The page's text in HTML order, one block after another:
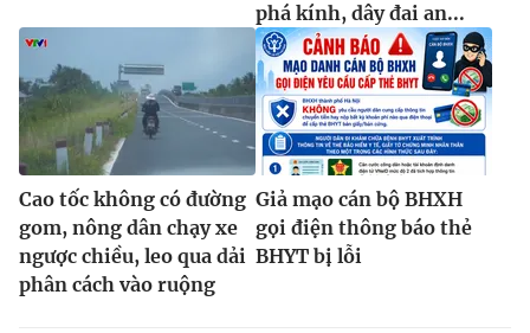
® Cấm sao chép dưới mọi hình thức nếu không có sự chấp
thuận bằng văn bản. Ghi rõ nguồn VTV.vn khi phát hành lại
thông tin từ website này.
phá kính, dây đai an...
Cao tốc không có đường
gom, nông dân chạy xe
ngược chiều, leo qua dải
phân cách vào ruộng
Giả mạo cán bộ BHXH
gọi điện thông báo thẻ
BHYT bị lỗi